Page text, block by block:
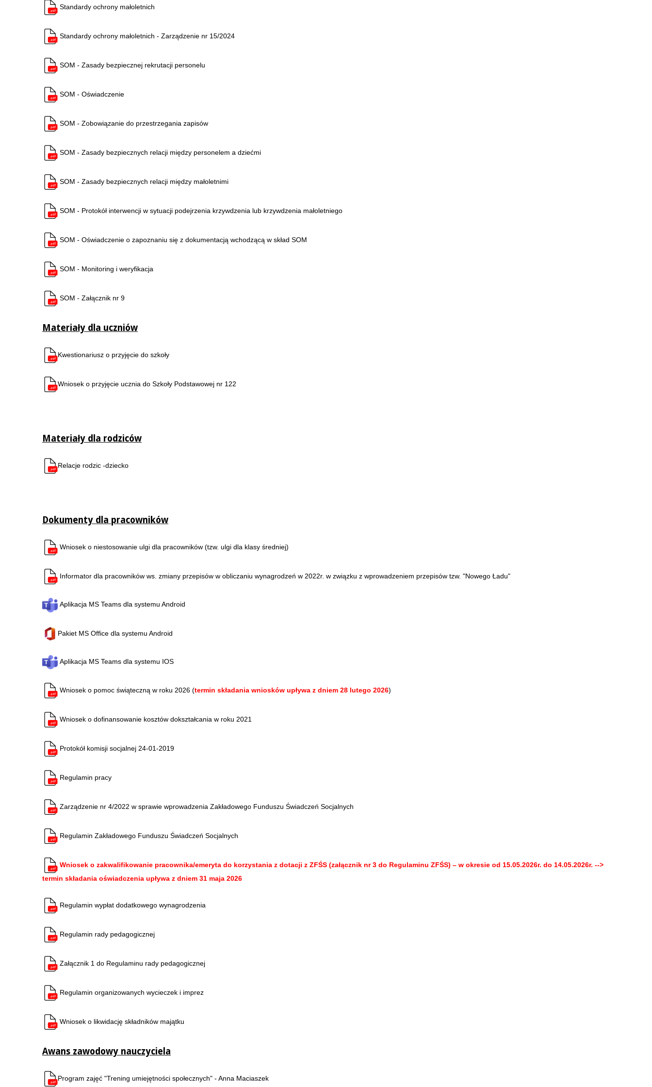
Standardy ochrony małoletnich
Standardy ochrony małoletnich - Zarządzenie nr 15/2024
SOM - Zasady bezpiecznej rekrutacji personelu
SOM - Oświadczenie
SOM - Zobowiązanie do przestrzegania zapisów
SOM - Zasady bezpiecznych relacji między personelem a dziećmi
SOM - Zasady bezpiecznych relacji między małoletnimi
SOM - Protokół interwencji w sytuacji podejrzenia krzywdzenia lub krzywdzenia małoletniego
SOM - Oświadczenie o zapoznaniu się z dokumentacją wchodzącą w skład SOM
SOM - Monitoring i weryfikacja
SOM - Załącznik nr 9
Materiały dla uczniów
Kwestionariusz o przyjęcie do szkoły
Wniosek o przyjęcie ucznia do Szkoły Podstawowej nr 122
Materiały dla rodziców
Relacje rodzic -dziecko
Dokumenty dla pracowników
Wniosek o niestosowanie ulgi dla pracowników (tzw. ulgi dla klasy średniej)
Informator dla pracowników ws. zmiany przepisów w obliczaniu wynagrodzeń w 2022r. w związku z wprowadzeniem przepisów tzw. "Nowego Ładu"
Aplikacja MS Teams dla systemu Android
Pakiet MS Office dla systemu Android
Aplikacja MS Teams dla systemu IOS
Wniosek o pomoc świąteczną w roku 2026 (termin składania wniosków upływa z dniem 28 lutego 2026)
Wniosek o dofinansowanie kosztów dokształcania w roku 2021
Protokół komisji socjalnej 24-01-2019
Regulamin pracy
Zarządzenie nr 4/2022 w sprawie wprowadzenia Zakładowego Funduszu Świadczeń Socjalnych
Regulamin Zakładowego Funduszu Świadczeń Socjalnych
Wniosek o zakwalifikowanie pracownika/emeryta do korzystania z dotacji z ZFŚS (załącznik nr 3 do Regulaminu ZFŚS) – w okresie od 15.05.2026r. do 14.05.2026r. -->
termin składania oświadczenia upływa z dniem 31 maja 2026
Regulamin wypłat dodatkowego wynagrodzenia
Regulamin rady pedagogicznej
Załącznik 1 do Regulaminu rady pedagogicznej
Regulamin organizowanych wycieczek i imprez
Wniosek o likwidację składników majątku
Awans zawodowy nauczyciela
Program zajęć "Trening umiejętności społecznych" - Anna Maciaszek